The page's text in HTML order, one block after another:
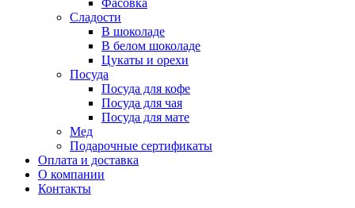
Фасовка
Сладости
В шоколаде
В белом шоколаде
Цукаты и орехи
Посуда
Посуда для кофе
Посуда для чая
Посуда для мате
Мед
Подарочные сертификаты
Оплата и доставка
О компании
Контакты